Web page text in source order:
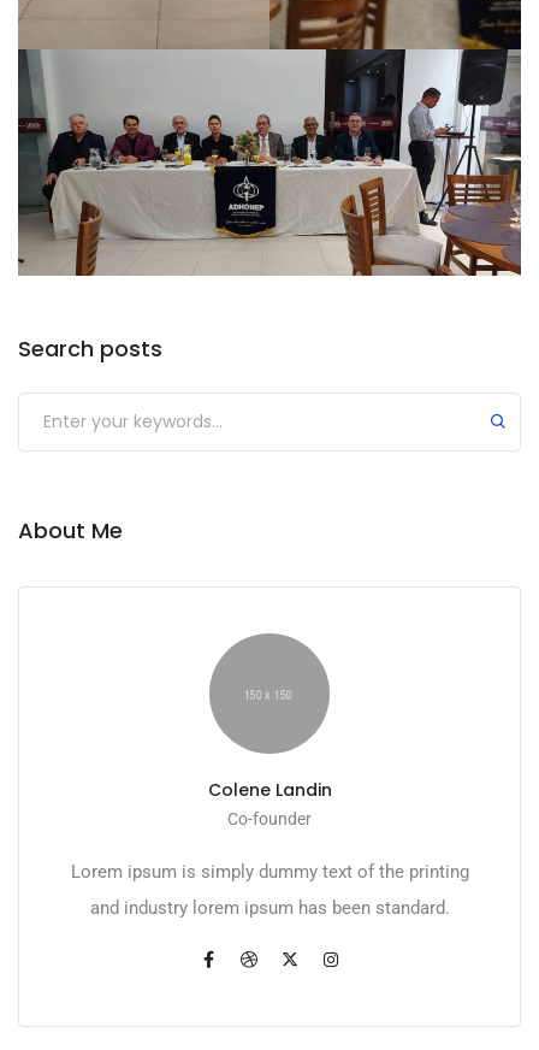
Search posts
About Me
Colene Landin
Co-founder
Lorem ipsum is simply dummy text of the printing
and industry lorem ipsum has been standard.